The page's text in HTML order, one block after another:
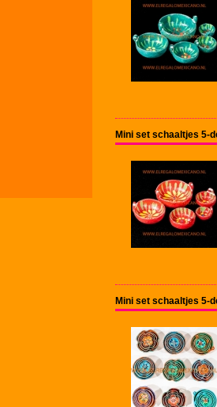
Mini set schaaltjes 5-
Mini set schaaltjes 5-